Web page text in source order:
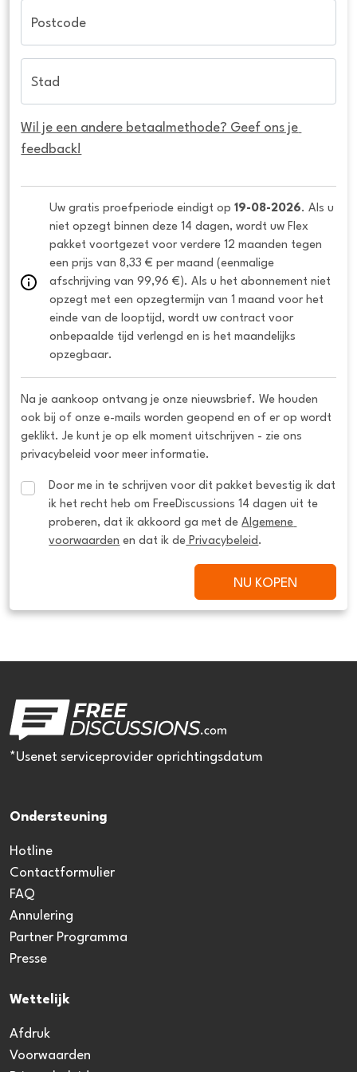
Postcode
Stad
Wil je een andere betaalmethode? Geef ons je
feedback!
Uw gratis proefperiode eindigt op 19-08-2026. Als u
niet opzegt binnen deze 14 dagen, wordt uw Flex
pakket voortgezet voor verdere 12 maanden tegen
een prijs van 8,33 € per maand (eenmalige
afschrijving van 99,96 €). Als u het abonnement niet
opzegt met een opzegtermijn van 1 maand voor het
einde van de looptijd, wordt uw contract voor
onbepaalde tijd verlengd en is het maandelijks
opzegbaar.
Na je aankoop ontvang je onze nieuwsbrief. We houden
ook bij of onze e-mails worden geopend en of er op wordt
geklikt. Je kunt je op elk moment uitschrijven - zie ons
privacybeleid voor meer informatie.
Door me in te schrijven voor dit pakket bevestig ik dat
ik het recht heb om FreeDiscussions 14 dagen uit te
proberen, dat ik akkoord ga met de Algemene
voorwaarden en dat ik de Privacybeleid .
NU KOPEN
*Usenet serviceprovider oprichtingsdatum
Ondersteuning
Hotline
Contactformulier
FAQ
Annulering
Partner Programma
Presse
Wettelijk
Afdruk
Voorwaarden